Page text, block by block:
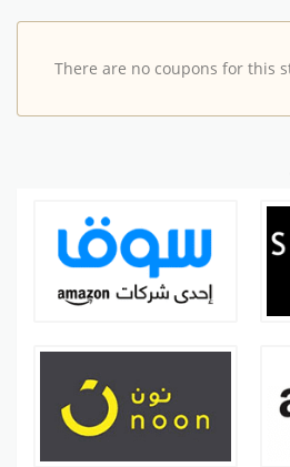
There are no coupons for this